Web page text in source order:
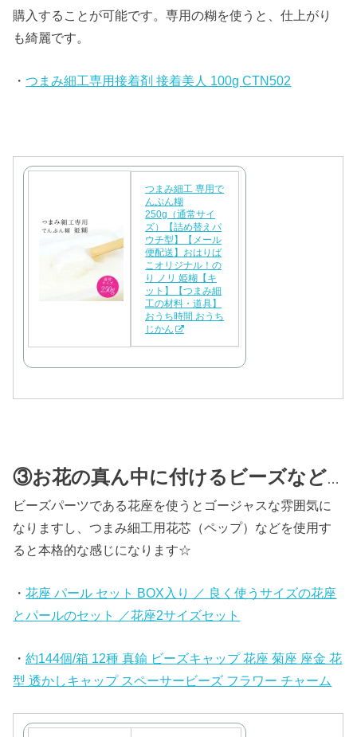
購入することが可能です。専用の糊を使うと、仕上がり
も綺麗です。
・つまみ細工専用接着剤 接着美人 100g CTN502
つまみ細工 専用で
んぷん糊
250g（通常サイ
ズ）【詰め替えパ
ウチ型】【メール
便配送】おはりば
こオリジナル！の
り ノリ 姫糊【キ
ット】【つまみ細
工の材料・道具】
おうち時間 おうち
じかん
③お花の真ん中に付けるビーズなど
ビーズパーツである花座を使うとゴージャスな雰囲気に
なりますし、つまみ細工用花芯（ペップ）などを使用す
ると本格的な感じになります☆
・花座 パール セット BOX入り ／ 良く使うサイズの花座
とパールのセット ／花座2サイズセット
・約144個/箱 12種 真鍮 ビーズキャップ 花座 菊座 座金 花
型 透かしキャップ スペーサービーズ フラワー チャーム